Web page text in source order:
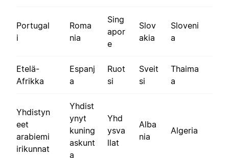
Portugal
i
Roma
nia
Sing
apor
e
Slov
akia
Sloveni
a
Etelä-
Afrikka
Espanj
a
Ruot
si
Sveit
si
Thaima
a
Yhdistyn
eet
arabiemi
irikunnat
Yhdist
ynyt
kuning
askunt
a
Yhd
ysva
llat
Alba
nia
Algeria